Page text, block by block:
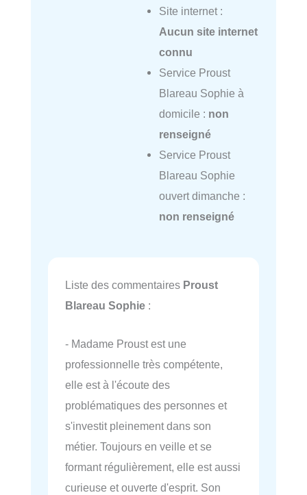
Site internet :
Aucun site internet
connu
Service Proust
Blareau Sophie à
domicile : non
renseigné
Service Proust
Blareau Sophie
ouvert dimanche :
non renseigné
Liste des commentaires Proust
Blareau Sophie :
- Madame Proust est une
professionnelle très compétente,
elle est à l'écoute des
problématiques des personnes et
s'investit pleinement dans son
métier. Toujours en veille et se
formant régulièrement, elle est aussi
curieuse et ouverte d'esprit. Son